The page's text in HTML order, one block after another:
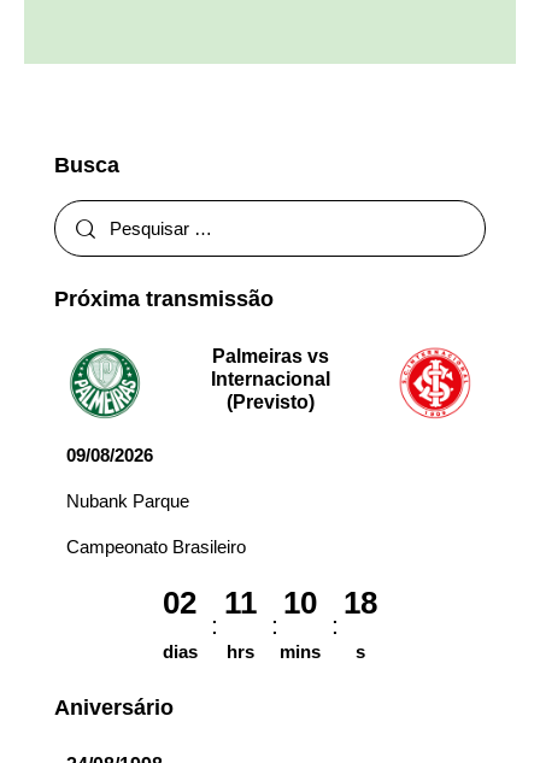
Busca
Próxima transmissão
Palmeiras vs
Internacional
(Previsto)
09/08/2026
Nubank Parque
Campeonato Brasileiro
02
dias
11
hrs
10
mins
18
s
Aniversário